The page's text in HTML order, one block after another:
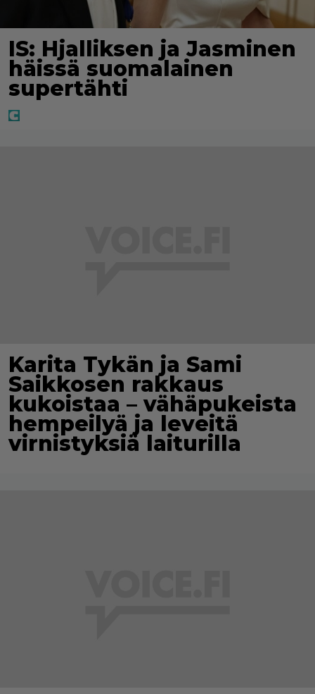
IS: Hjalliksen ja Jasminen
häissä suomalainen
supertähti
Karita Tykän ja Sami
Saikkosen rakkaus
kukoistaa – vähäpukeista
hempeilyä ja leveitä
virnistyksiä laiturilla